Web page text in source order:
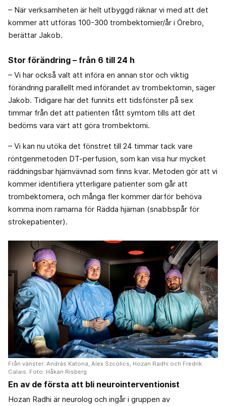
– När verksamheten är helt utbyggd räknar vi med att det
kommer att utföras 100-300 trombektomier/år i Örebro,
berättar Jakob.
Stor förändring – från 6 till 24 h
– Vi har också valt att införa en annan stor och viktig
förändring parallellt med införandet av trombektomin, säger
Jakob. Tidigare har det funnits ett tidsfönster på sex
timmar från det att patienten fått symtom tills att det
bedöms vara värt att göra trombektomi.
– Vi kan nu utöka det fönstret till 24 timmar tack vare
röntgenmetoden DT-perfusion, som kan visa hur mycket
räddningsbar hjärnvävnad som finns kvar. Metoden gör att vi
kommer identifiera ytterligare patienter som går att
trombektomera, och många fler kommer därför behöva
komma inom ramarna för Rädda hjärnan (snabbspår för
strokepatienter).
Från vänster: András Katona, Alex Szcolics, Hozan Radhi och Fredrik
Calais. Foto: Håkan Risberg
En av de första att bli neurointerventionist
Hozan Radhi är neurolog och ingår i gruppen av